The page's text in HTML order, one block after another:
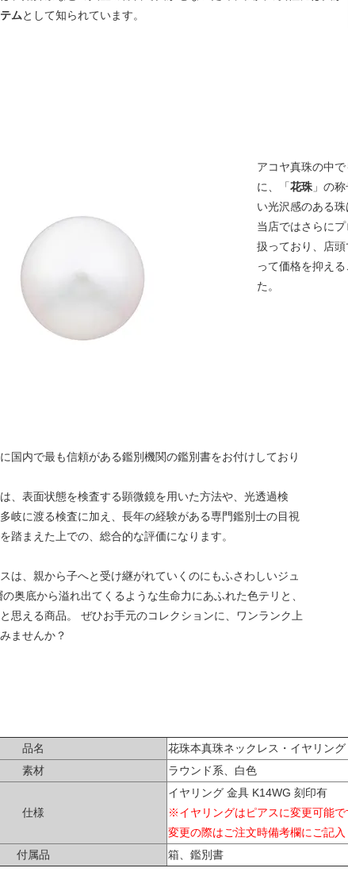
ムとして知られています。
アコヤ真珠の中
に、「花珠」の
い光沢感のある珠
当店ではさらに
扱っており、店
って価格を抑え
た。
国内で最も信頼がある鑑別機関の鑑別書をお付けしており
、表面状態を検査する顕微鏡を用いた方法や、光透過検
岐に渡る検査に加え、長年の経験がある専門鑑別士の目視
踏まえた上での、総合的な評価になります。
は、親から子へと受け継がれていくのにもふさわしいジュ
奥底から溢れ出てくるような生命力にあふれた色テリと、
思える商品。 ぜひお手元のコレクションに、ワンランク上
ませんか？
品名
花珠本真珠ネックレス・イヤリング
素材
ラウンド系、白色
仕様
イヤリング 金具 K14WG 刻印有
※イヤリングはピアスに変更可能で
変更の際はご注文時備考欄にご記入
付属品
箱、鑑別書